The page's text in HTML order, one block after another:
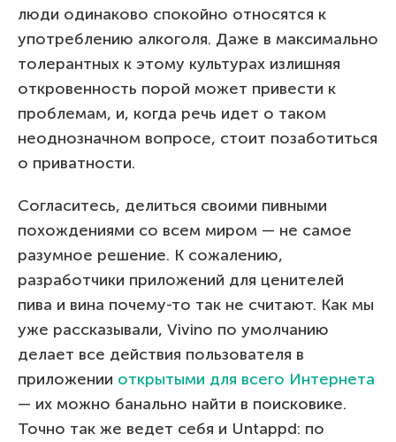
люди одинаково спокойно относятся к
употреблению алкоголя. Даже в максимально
толерантных к этому культурах излишняя
откровенность порой может привести к
проблемам, и, когда речь идет о таком
неоднозначном вопросе, стоит позаботиться
о приватности.
Согласитесь, делиться своими пивными
похождениями со всем миром — не самое
разумное решение. К сожалению,
разработчики приложений для ценителей
пива и вина почему-то так не считают. Как мы
уже рассказывали, Vivino по умолчанию
делает все действия пользователя в
приложении открытыми для всего Интернета
— их можно банально найти в поисковике.
Точно так же ведет себя и Untappd: по